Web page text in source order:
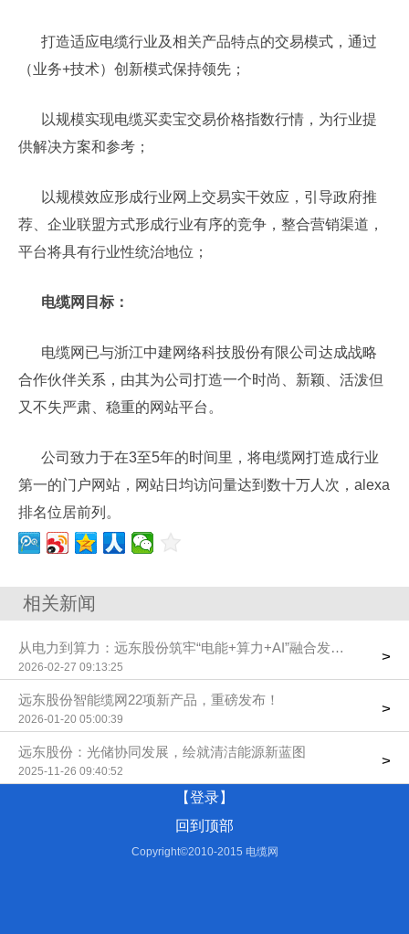
打造适应电缆行业及相关产品特点的交易模式，通过
（业务+技术）创新模式保持领先；
以规模实现电缆买卖宝交易价格指数行情，为行业提
供解决方案和参考；
以规模效应形成行业网上交易实干效应，引导政府推
荐、企业联盟方式形成行业有序的竞争，整合营销渠道，
平台将具有行业性统治地位；
电缆网目标：
电缆网已与浙江中建网络科技股份有限公司达成战略
合作伙伴关系，由其为公司打造一个时尚、新颖、活泼但
又不失严肃、稳重的网站平台。
公司致力于在3至5年的时间里，将电缆网打造成行业
第一的门户网站，网站日均访问量达到数十万人次，alexa
排名位居前列。
相关新闻
从电力到算力：远东股份筑牢“电能+算力+AI”融合发展根基
2026-02-27 09:13:25
>
远东股份智能缆网22项新产品，重磅发布！
2026-01-20 05:00:39
>
远东股份：光储协同发展，绘就清洁能源新蓝图
2025-11-26 09:40:52
>
【登录】
回到顶部
Copyright©2010-2015 电缆网